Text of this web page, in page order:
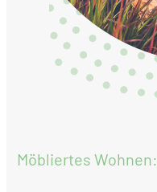
Möbliertes Wohnen: